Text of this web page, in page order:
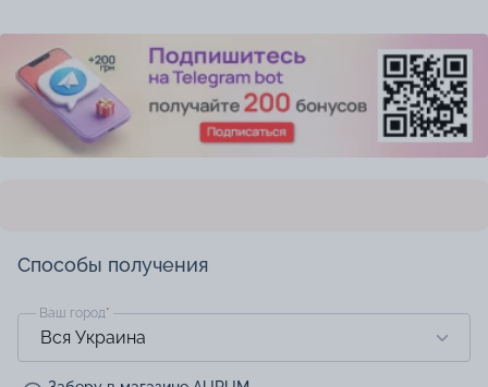
Способы получения
Ваш город*